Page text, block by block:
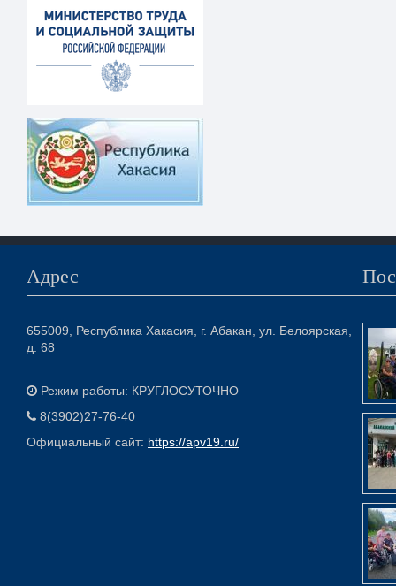
Адрес
655009, Республика Хакасия, г. Абакан, ул. Белоярская,
д. 68
Режим работы: КРУГЛОСУТОЧНО
8(3902)27-76-40
Официальный сайт: https://apv19.ru/